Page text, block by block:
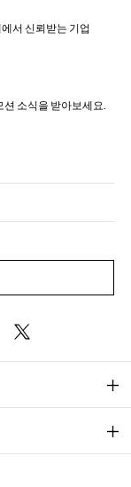
서 신뢰받는 기업
션 소식을 받아보세요.